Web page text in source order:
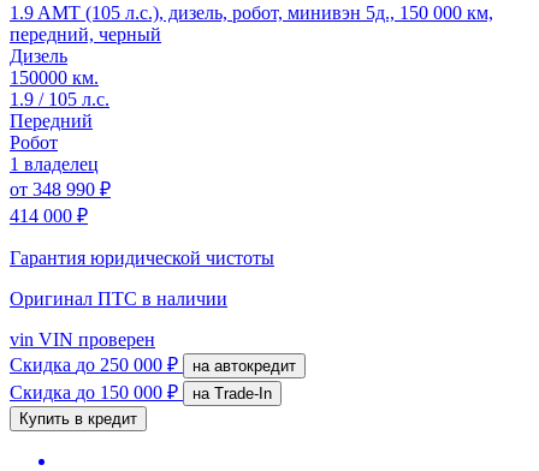
1.9 AMT (105 л.с.), дизель, робот, минивэн 5д., 150 000 км,
передний, черный
Дизель
150000 км.
1.9 / 105 л.с.
Передний
Робот
1 владелец
от 348 990 ₽
414 000 ₽
Гарантия юридической чистоты
Оригинал ПТС в наличии
vin VIN проверен
Скидка до 250 000 ₽ на автокредит
Скидка до 150 000 ₽
на Trade-In
Купить в кредит